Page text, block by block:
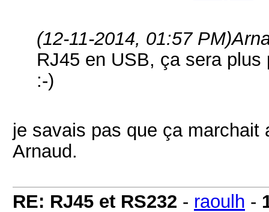
(12-11-2014, 01:57 PM)
RJ45 en USB, ça sera
:-)
je savais pas que ça
Arnaud.
RE: RJ45 et RS232 - raoulh -